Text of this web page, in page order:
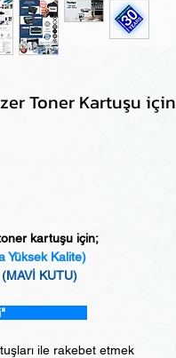
Toner Kartuşu için
kartuşu için;
Yüksek Kalite)
KUTU)
ile rakebet etmek